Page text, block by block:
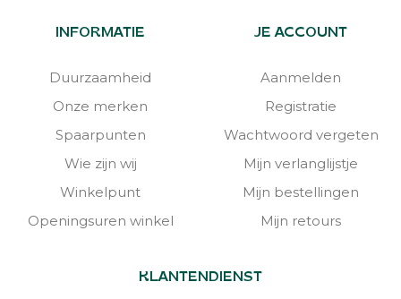
INFORMATIE
Duurzaamheid
Onze merken
Spaarpunten
Wie zijn wij
Winkelpunt
Openingsuren winkel
JE ACCOUNT
Aanmelden
Registratie
Wachtwoord vergeten
Mijn verlanglijstje
Mijn bestellingen
Mijn retours
KLANTENDIENST